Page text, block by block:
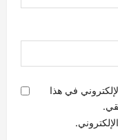
في هذا